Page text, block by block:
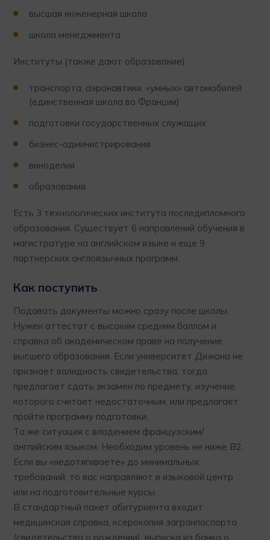
высшая инженерная школа
школа менеджмента
Институты (также дают образование)
транспорта, аэронавтики, «умных» автомобилей
(единственная школа во Франции)
подготовки государственных служащих
бизнес-администрирования
виноделия
образования.
Есть 3 технологических института последипломного
образования. Существует 6 направлений обучения в
магистратуре на английском языке и еще 9
партнерских англоязычных программ.
Как поступить
Подавать документы можно сразу после школы.
Нужен аттестат с высоким средним баллом и
справка об академическом праве на получение
высшего образования. Если университет Дижона не
признает валидность свидетельства, тогда
предлагает сдать экзамен по предмету, изучение
которого считает недостаточным, или предлагает
пройти программу подготовки.
Та же ситуация с владением французским/
английским языком. Необходим уровень не ниже В2.
Если вы «недотягиваете» до минимальных
требований, то вас направляют в языковой центр
или на подготовительные курсы.
В стандартный пакет абитуриента входит
медицинская справка, ксерокопия загранпаспорта
(свидетельства о рождении), выписка из банка о